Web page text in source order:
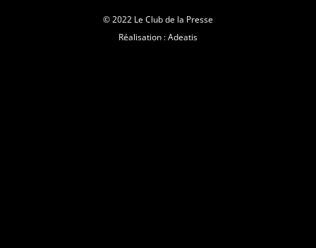
© 2022 Le Club de la Presse
Réalisation : Adeatis